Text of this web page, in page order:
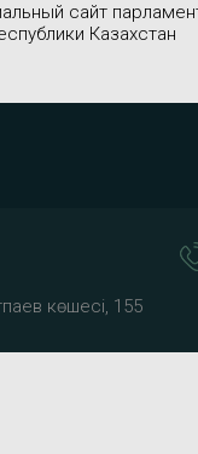
сайт
Казахстан
көшесі, 155